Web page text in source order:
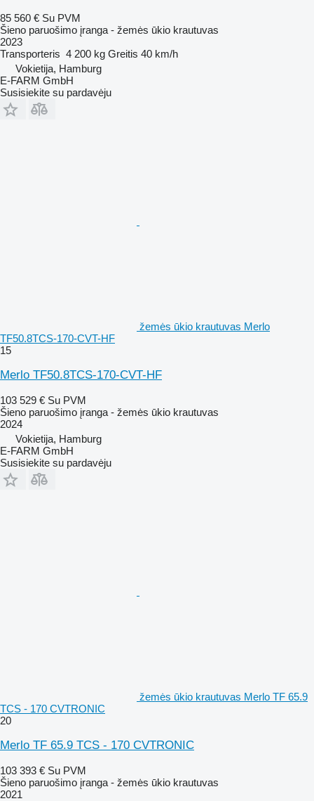
85 560 € Su PVM
Šieno paruošimo įranga - žemės ūkio krautuvas
2023
Transporteris 4 200 kg Greitis 40 km/h
Vokietija, Hamburg
E-FARM GmbH
Susisiekite su pardavėju
žemės ūkio krautuvas Merlo
TF50.8TCS-170-CVT-HF
15
Merlo TF50.8TCS-170-CVT-HF
103 529 € Su PVM
Šieno paruošimo įranga - žemės ūkio krautuvas
2024
Vokietija, Hamburg
E-FARM GmbH
Susisiekite su pardavėju
žemės ūkio krautuvas Merlo TF 65.9
TCS - 170 CVTRONIC
20
Merlo TF 65.9 TCS - 170 CVTRONIC
103 393 € Su PVM
Šieno paruošimo įranga - žemės ūkio krautuvas
2021